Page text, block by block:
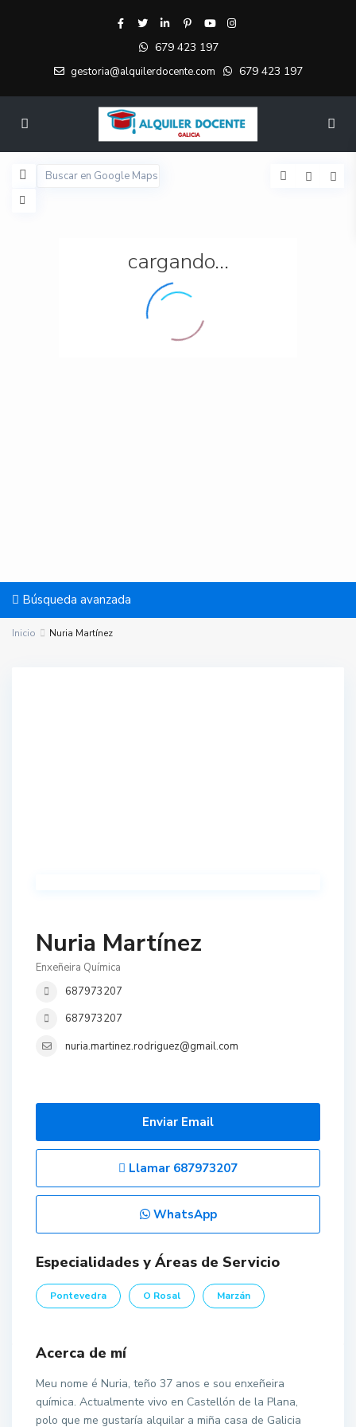
679 423 197
gestoria@alquilerdocente.com 679 423 197
cargando...
Búsqueda avanzada
Inicio Nuria Martínez
Nuria Martínez
Enxeñeira Química
687973207
687973207
nuria.martinez.rodriguez@gmail.com
Enviar Email
Llamar 687973207
WhatsApp
Especialidades y Áreas de Servicio
Pontevedra O Rosal Marzán
Acerca de mí
Meu nome é Nuria, teño 37 anos e sou enxeñeira
química. Actualmente vivo en Castellón de la Plana,
polo que me gustaría alquilar a miña casa de Galicia